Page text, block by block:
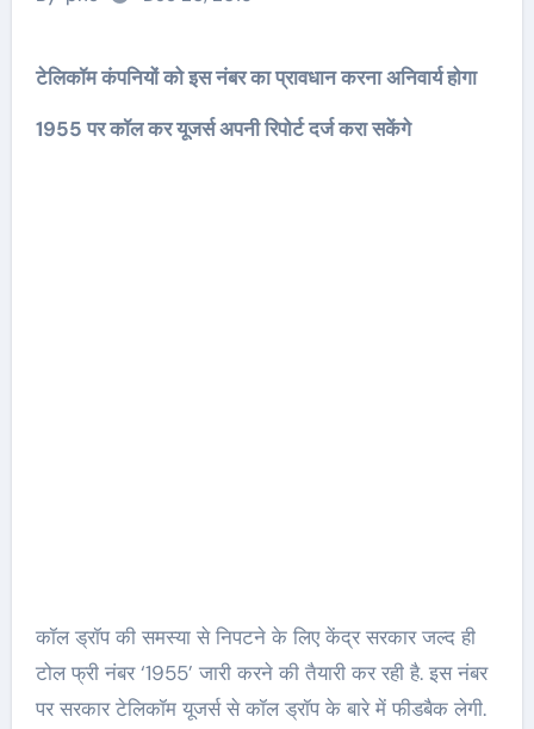
टेलिकॉम कंपनियों को इस नंबर का प्रावधान करना अनिवार्य होगा
1955 पर कॉल कर यूजर्स अपनी रिपोर्ट दर्ज करा सकेंगे
कॉल ड्रॉप की समस्या से निपटने के लिए केंद्र सरकार जल्द ही
टोल फ्री नंबर ‘1955’ जारी करने की तैयारी कर रही है. इस नंबर
पर सरकार टेलिकॉम यूजर्स से कॉल ड्रॉप के बारे में फीडबैक लेगी.